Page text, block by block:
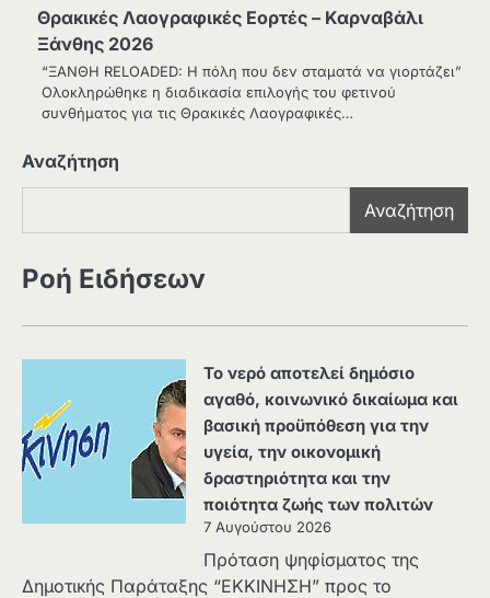
Θρακικές Λαογραφικές Εορτές – Καρναβάλι
Ξάνθης 2026
“ΞΑΝΘΗ RELOADED: Η πόλη που δεν σταματά να γιορτάζει”
Ολοκληρώθηκε η διαδικασία επιλογής του φετινού
συνθήματος για τις Θρακικές Λαογραφικές…
Αναζήτηση
Αναζήτηση
Ροή Ειδήσεων
Το νερό αποτελεί δημόσιο
αγαθό, κοινωνικό δικαίωμα και
βασική προϋπόθεση για την
υγεία, την οικονομική
δραστηριότητα και την
ποιότητα ζωής των πολιτών
7 Αυγούστου 2026
Πρόταση ψηφίσματος της
Δημοτικής Παράταξης “ΕΚΚΙΝΗΣΗ” προς το